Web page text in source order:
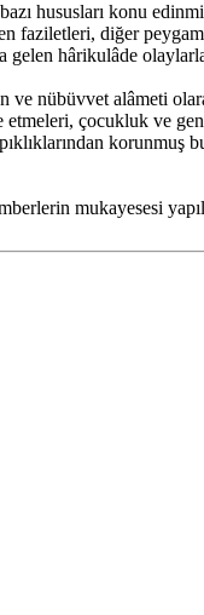
hususları konu
faziletleri, diğer
gelen hârikulâde
nübüvvet alâmeti
çocukluk ve
korunmuş
mukayesesi